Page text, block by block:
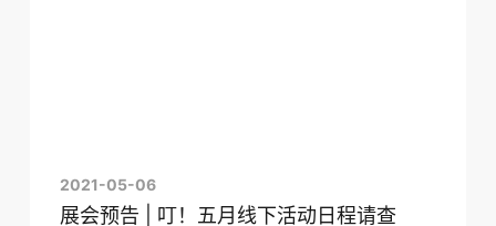
2021-05-06
展会预告 | 叮！五月线下活动日程请查